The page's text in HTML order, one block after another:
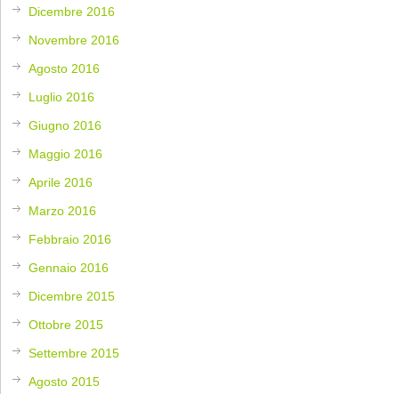
Dicembre 2016
Novembre 2016
Agosto 2016
Luglio 2016
Giugno 2016
Maggio 2016
Aprile 2016
Marzo 2016
Febbraio 2016
Gennaio 2016
Dicembre 2015
Ottobre 2015
Settembre 2015
Agosto 2015